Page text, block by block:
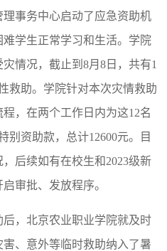
事务中心启动了应急资助机
学生正常学习和生活。学院
情况，截止到8月8日，共有1
救助。学院针对本次灾情救助
，在两个工作日内为这12名
别资助款，总计12600元。目
后续如有在校生和2023级新
审批、发放程序。
后，北京农业职业学院就及时
、意外等临时救助纳入了暑